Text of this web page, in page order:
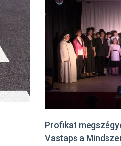
Profikat
Vastaps a